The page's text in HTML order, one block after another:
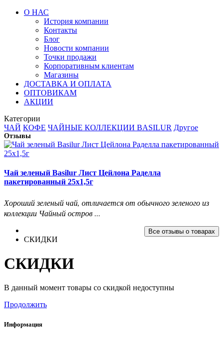
О НАС
История компании
Контакты
Блог
Новости компании
Точки продажи
Корпоративным клиентам
Магазины
ДОСТАВКА И ОПЛАТА
ОПТОВИКАМ
АКЦИИ
Категории
ЧАЙ КОФЕ ЧАЙНЫЕ КОЛЛЕКЦИИ BASILUR Другое
Отзывы
Чай зеленый Basilur Лист Цейлона Раделла
пакетированный 25х1,5г
Хороший зеленый чай, отличается от обычного зеленого из
коллекции Чайный остров ...
Все отзывы о товарах
СКИДКИ
СКИДКИ
В данный момент товары со скидкой недоступны
Продолжить
Информация